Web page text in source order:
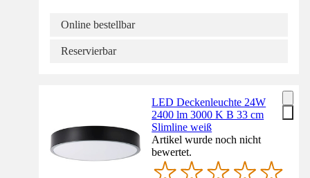
Online bestellbar
Reservierbar
LED Deckenleuchte 24W
2400 lm 3000 K B 33 cm
Slimline weiß
Artikel wurde noch nicht
bewertet.